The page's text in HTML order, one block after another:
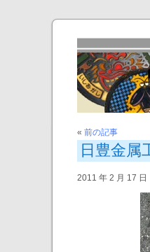
« 前の記事
日豊金属
2011 年 2 月 17 日